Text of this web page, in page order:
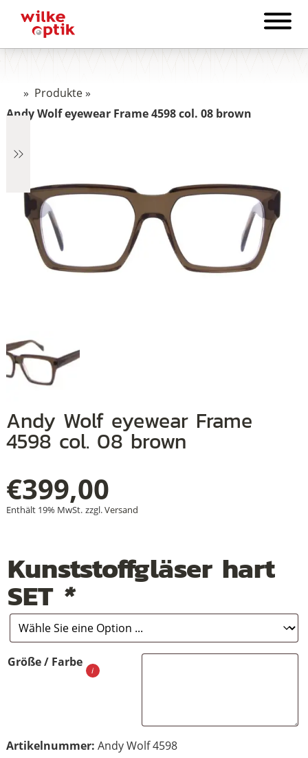
» Produkte»
Andy Wolf eyewear Frame 4598 col. 08 brown
Andy Wolf eyewear Frame
4598 col. 08 brown
€399,00
Enthält 19% MwSt. zzgl.Versand
Kunststoffgläser hart
SET *
Größe / Farbe
Artikelnummer: Andy Wolf 4598
+
+